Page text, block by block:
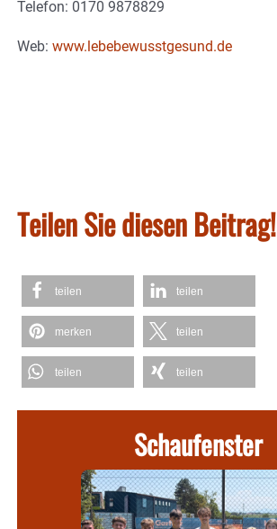
Telefon: 0170 9878829
Web: www.lebebewusstgesund.de
Teilen Sie diesen Beitrag!
teilen teilen
merken teilen
teilen teilen
Schaufenster